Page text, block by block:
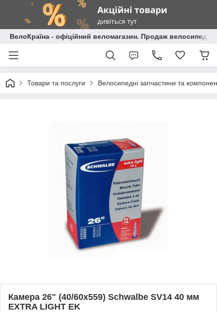
ВелоКраїна - офіційний веломагазин. Продаж велосипедів
Товари та послуги Велосипедні запчастини та
Камера 26" (40/60x559) Schwalbe SV14 40 мм
EXTRA LIGHT EK